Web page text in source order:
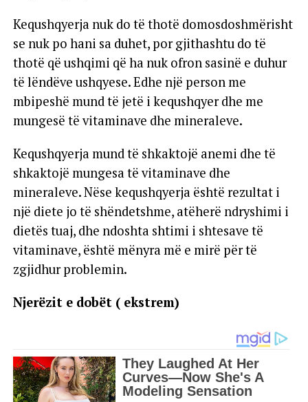
Kequshqyerja nuk do të thotë domosdoshmërisht
se nuk po hani sa duhet, por gjithashtu do të
thotë që ushqimi që ha nuk ofron sasinë e duhur
të lëndëve ushqyese. Edhe një person me
mbipeshë mund të jetë i kequshqyer dhe me
mungesë të vitaminave dhe mineraleve.
Kequshqyerja mund të shkaktojë anemi dhe të
shkaktojë mungesa të vitaminave dhe
mineraleve. Nëse kequshqyerja është rezultat i
një diete jo të shëndetshme, atëherë ndryshimi i
dietës tuaj, dhe ndoshta shtimi i shtesave të
vitaminave, është mënyra më e mirë për të
zgjidhur problemin.
Njerëzit e dobët ( ekstrem)